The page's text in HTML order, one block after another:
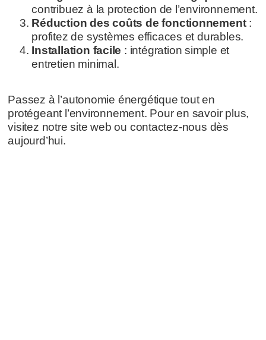
contribuez à la protection de l’environnement.
Réduction des coûts de fonctionnement:
profitez de systèmes efficaces et durables.
Installation facile : intégration simple et
entretien minimal.
Passez à l’autonomie énergétique tout en
protégeant l’environnement. Pour en savoir plus,
visitez notre site web ou contactez-nous dès
aujourd’hui.